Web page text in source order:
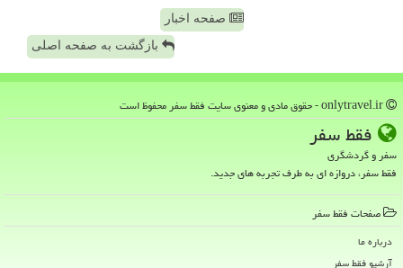
صفحه اخبار
بازگشت به صفحه اصلی
فقط سفر
سفر و گردشگری
فقط سفر، دروازه ای به طرف تجربه های جدید.
صفحات فقط سفر
درباره ما
آرشیو فقط سفر